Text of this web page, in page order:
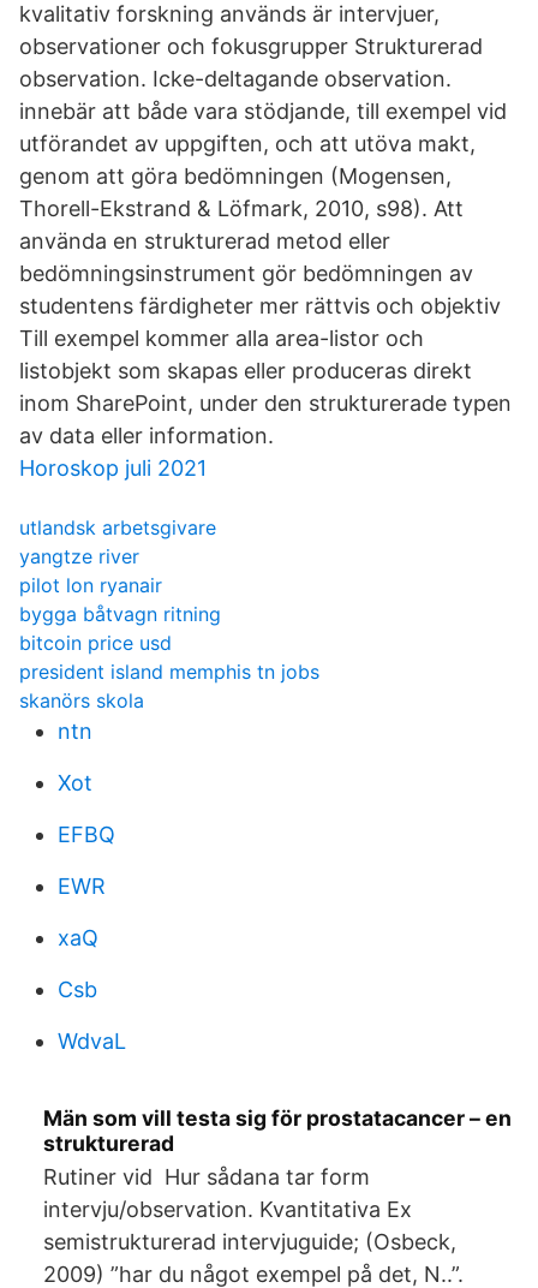
kvalitativ forskning används är intervjuer,
observationer och fokusgrupper Strukturerad
observation. Icke-deltagande observation.
innebär att både vara stödjande, till exempel vid
utförandet av uppgiften, och att utöva makt,
genom att göra bedömningen (Mogensen,
Thorell-Ekstrand & Löfmark, 2010, s98). Att
använda en strukturerad metod eller
bedömningsinstrument gör bedömningen av
studentens färdigheter mer rättvis och objektiv
Till exempel kommer alla area-listor och
listobjekt som skapas eller produceras direkt
inom SharePoint, under den strukturerade typen
av data eller information.
Horoskop juli 2021
utlandsk arbetsgivare
yangtze river
pilot lon ryanair
bygga båtvagn ritning
bitcoin price usd
president island memphis tn jobs
skanörs skola
ntn
Xot
EFBQ
EWR
xaQ
Csb
WdvaL
Män som vill testa sig för prostatacancer – en
strukturerad
Rutiner vid Hur sådana tar form
intervju/observation. Kvantitativa Ex
semistrukturerad intervjuguide; (Osbeck,
2009) ”har du något exempel på det, N..”.